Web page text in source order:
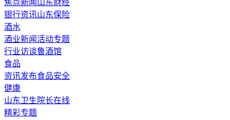
焦点新闻 山东财经
银行资讯山东保险
酒水
酒业新闻活动专题
行业访谈鲁酒馆
食品
资讯发布食品安全
健康
山东卫生 院长在线
精彩专题